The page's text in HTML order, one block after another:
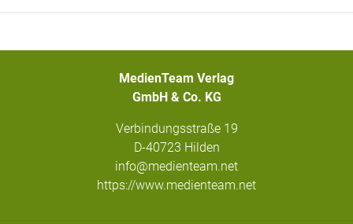
MedienTeam Verlag
GmbH & Co. KG
Verbindungsstraße 19
D-40723 Hilden
info@medienteam.net
https://www.medienteam.net